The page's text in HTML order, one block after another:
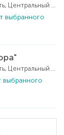
выбранного
выбранного